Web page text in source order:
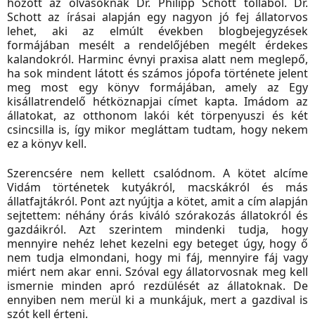
Schott az írásai alapján egy nagyon jó fej állatorvos
lehet, aki az elmúlt években blogbejegyzések
formájában mesélt a rendelőjében megélt érdekes
kalandokról. Harminc évnyi praxisa alatt nem meglepő,
ha sok mindent látott és számos jópofa története jelent
meg most egy könyv formájában, amely az Egy
kisállatrendelő hétköznapjai címet kapta. Imádom az
állatokat, az otthonom lakói két törpenyuszi és két
csincsilla is, így mikor megláttam tudtam, hogy nekem
ez a könyv kell.
Szerencsére nem kellett csalódnom. A kötet alcíme
Vidám történetek kutyákról, macskákról és más
állatfajtákról. Pont azt nyújtja a kötet, amit a cím alapján
sejtettem: néhány órás kiváló szórakozás állatokról és
gazdáikról. Azt szerintem mindenki tudja, hogy
mennyire nehéz lehet kezelni egy beteget úgy, hogy ő
nem tudja elmondani, hogy mi fáj, mennyire fáj vagy
miért nem akar enni. Szóval egy állatorvosnak meg kell
ismernie minden apró rezdülését az állatoknak. De
ennyiben nem merül ki a munkájuk, mert a gazdival is
szót kell érteni.